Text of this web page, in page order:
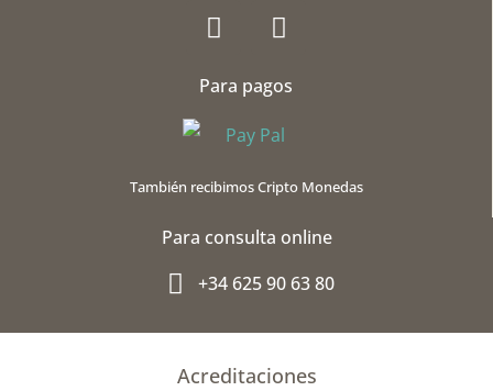
F
a
e
b
o
o
k
G
o
g
l
e
-
p
l
s
g
Para pagos
También recibimos Cripto Monedas
Para consulta online
+34 625 90 63 80
Acreditaciones